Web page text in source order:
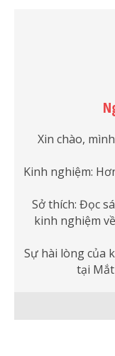
Xin chào,
Kinh nghiệm:
Sở thích: Đọc
kinh nghiệm
Sự hài lòng của
tại